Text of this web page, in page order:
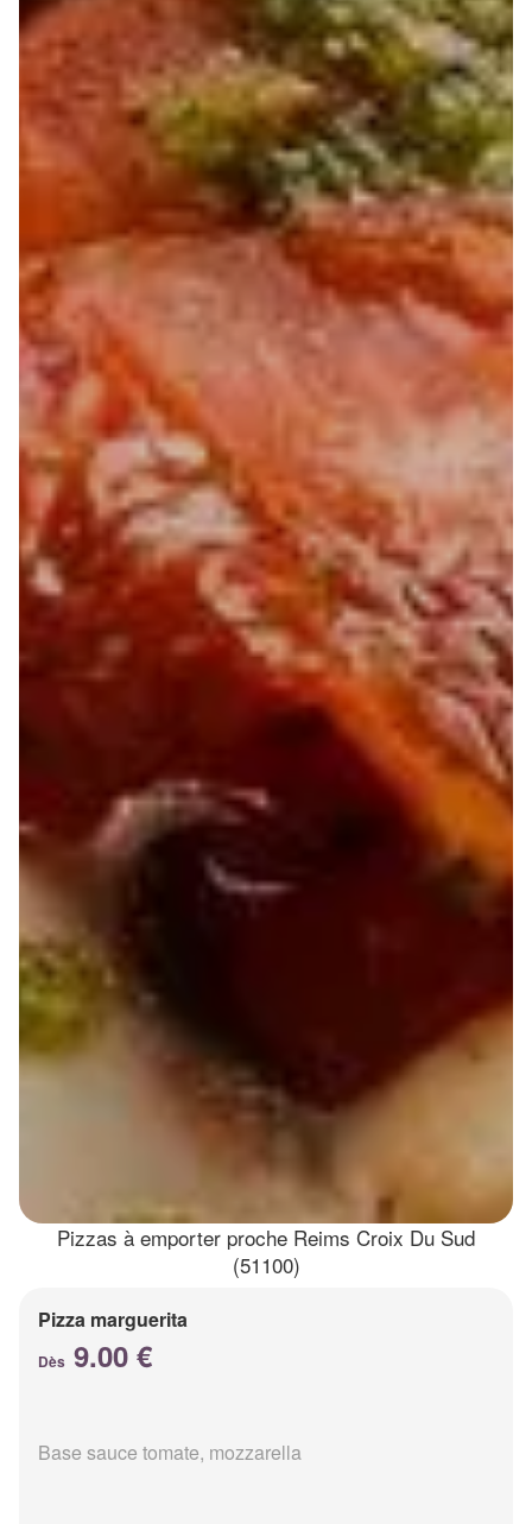
Pizzas à emporter proche Reims Croix Du Sud
(51100)
Pizza marguerita
Dès 9.00 €
Base sauce tomate, mozzarella